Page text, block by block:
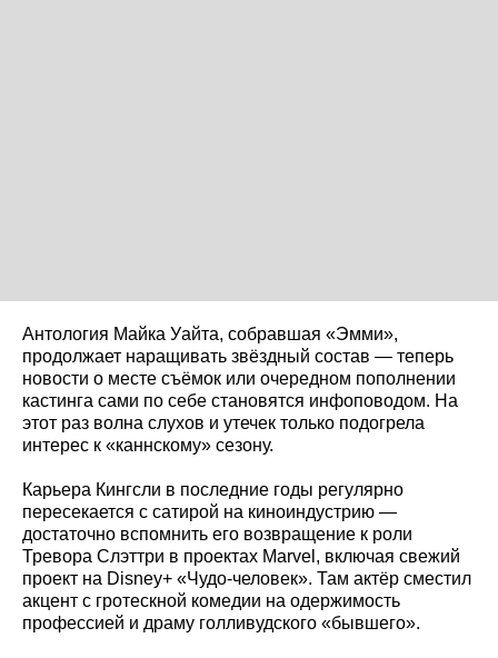
Антология Майка Уайта, собравшая «Эмми»,
продолжает наращивать звёздный состав — теперь
новости о месте съёмок или очередном пополнении
кастинга сами по себе становятся инфоповодом. На
этот раз волна слухов и утечек только подогрела
интерес к «каннскому» сезону.
Карьера Кингсли в последние годы регулярно
пересекается с сатирой на киноиндустрию —
достаточно вспомнить его возвращение к роли
Тревора Слэттри в проектах Marvel, включая свежий
проект на Disney+ «Чудо-человек». Там актёр сместил
акцент с гротескной комедии на одержимость
профессией и драму голливудского «бывшего».